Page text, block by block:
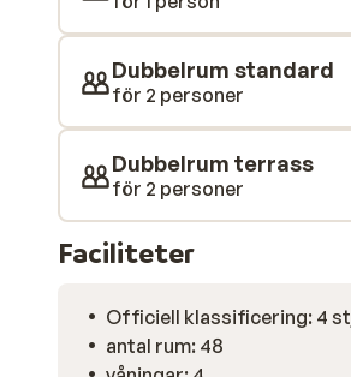
Dubbelrum standard
för 2 personer
Dubbelrum terrass
för 2 personer
Faciliteter
Officiell klassificering: 4
antal rum: 48